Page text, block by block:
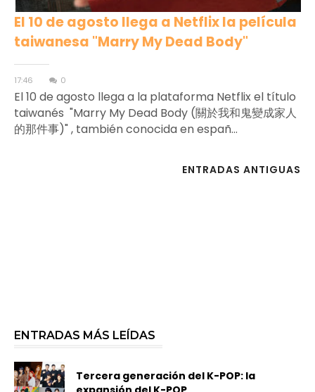
El 10 de agosto llega a Netflix la película
taiwanesa "Marry My Dead Body"
17:46 0
El 10 de agosto llega a la plataforma Netflix el título
taiwanés "Marry My Dead Body (關於我和鬼變成家人
的那件事)" , también conocida en españ...
ENTRADAS ANTIGUAS
ENTRADAS MÁS LEÍDAS
Tercera generación del K-POP: la